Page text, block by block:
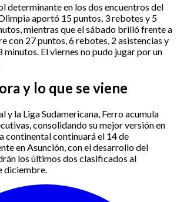
determinante en los dos encuentros del
aportó 15 puntos, 3 rebotes y 5
mientras que el sábado brilló frente a
con 27 puntos, 6 rebotes, 2 asistencias y
minutos. El viernes no pudo jugar por un
y lo que se viene
y la Liga Sudamericana, Ferro acumula
consolidando su mejor versión en
continental continuará el 14 de
en Asunción, con el desarrollo del
los últimos dos clasificados al
diciembre.